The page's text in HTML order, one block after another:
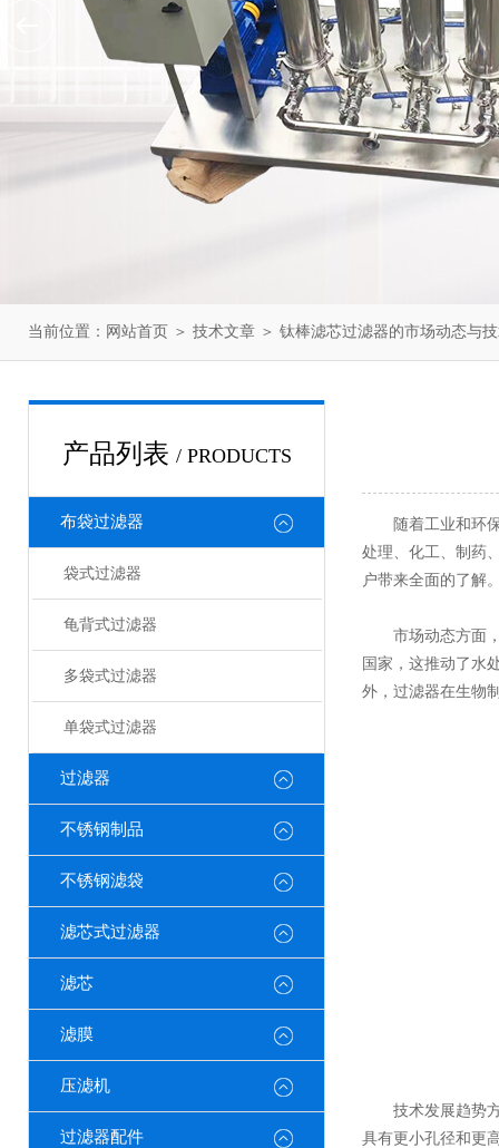
当前位置： 网站首页 ＞ 技术文章 ＞ 钛棒滤芯过滤器的市场动态与
产品列表 / PRODUCTS
布袋过滤器
袋式过滤器
龟背式过滤器
多袋式过滤器
单袋式过滤器
过滤器
不锈钢制品
不锈钢滤袋
滤芯式过滤器
滤芯
滤膜
压滤机
过滤器配件
随着工业和环保
处理、化工、制药
户带来全面的了解
市场动态方面，
国家，这推动了水
外，过滤器在生物
技术发展趋势方
具有更小孔径和更